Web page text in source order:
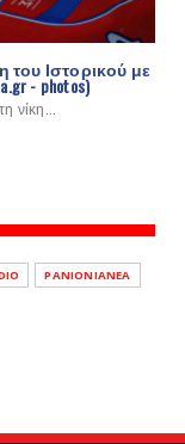
Ιστορικού με
- photos)
νίκη...
PANIONIANEA